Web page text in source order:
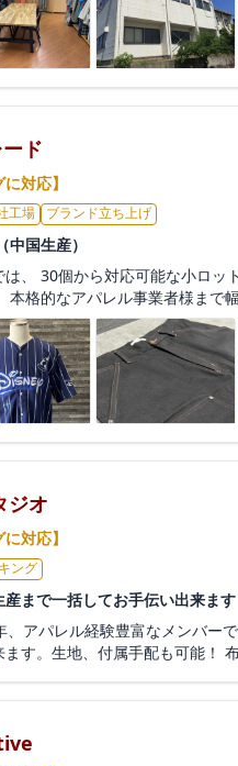
ド
対応】
工場 ブランド立ち上げ
国生産）
、 30個から対応可能な小ロ
本格的なアパレル事業者様まで
ジオ
対応】
ング
まで一括してお手伝い出来ます
アパレル経験豊富なメンバー
す。生地、付属手配も可能！